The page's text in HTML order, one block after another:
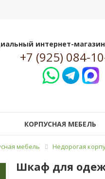
интернет-
+7 (925) 084-
КОРПУСНАЯ МЕБЕЛЬ
мебель Недорогая
Шкаф для